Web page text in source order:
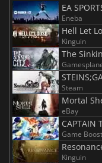
EA
Eneba
Hell Let
Kinguin
The
Steam
Mortal
eBay
CAPTAIN
Game Boost
Kinguin